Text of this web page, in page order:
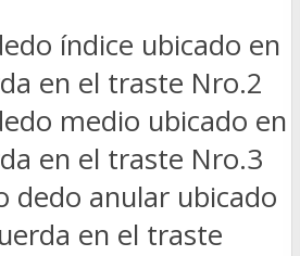
índice ubicado en
en el traste Nro.2
medio ubicado en
en el traste Nro.3
dedo anular ubicado
en el traste